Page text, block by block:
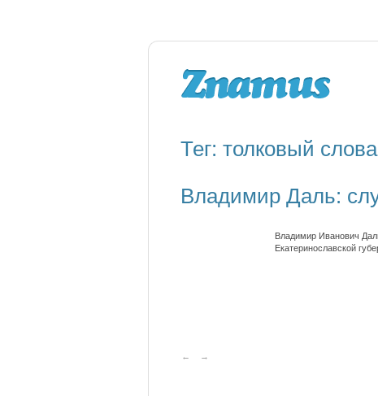
Тег: толковый
Владимир Даль:
Владимир Иванович
Екатеринославской
← →